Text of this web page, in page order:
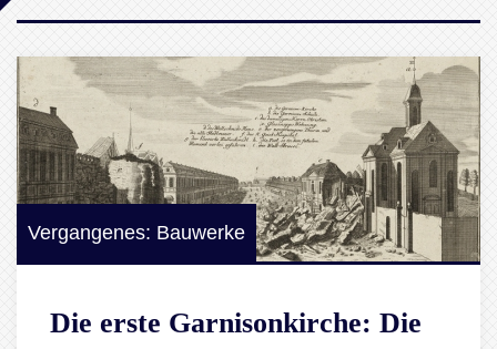
Vergangenes: Bauwerke
Die erste Garnisonkirche: Die